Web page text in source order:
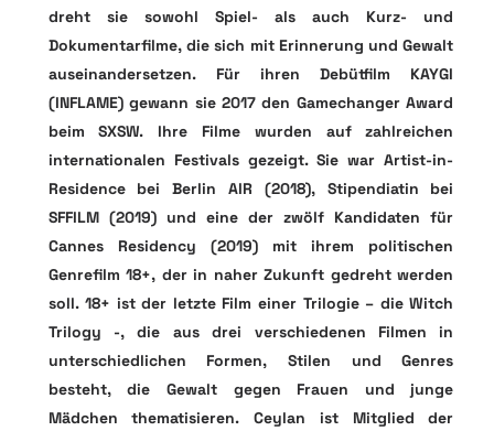
dreht sie sowohl Spiel- als auch Kurz- und
Dokumentarfilme, die sich mit Erinnerung und Gewalt
auseinandersetzen. Für ihren Debütfilm KAYGI
(INFLAME) gewann sie 2017 den Gamechanger Award
beim SXSW. Ihre Filme wurden auf zahlreichen
internationalen Festivals gezeigt. Sie war Artist-in-
Residence bei Berlin AIR (2018), Stipendiatin bei
SFFILM (2019) und eine der zwölf Kandidaten für
Cannes Residency (2019) mit ihrem politischen
Genrefilm 18+, der in naher Zukunft gedreht werden
soll. 18+ ist der letzte Film einer Trilogie – die Witch
Trilogy -, die aus drei verschiedenen Filmen in
unterschiedlichen Formen, Stilen und Genres
besteht, die Gewalt gegen Frauen und junge
Mädchen thematisieren. Ceylan ist Mitglied der